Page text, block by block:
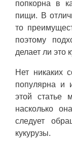
попкорна в
пищи. В
то
поэтому
делает ли это
Нет никаких
популярна и
этой статье
насколько
следует
кукурузы.